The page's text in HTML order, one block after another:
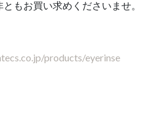
もお買い求めくださいませ。
products/eyerinse